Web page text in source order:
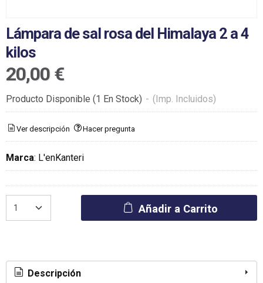
Lámpara de sal rosa del Himalaya 2 a 4
kilos
20,00 €
Producto Disponible (1 En Stock) - (Imp. Incluidos)
Ver descripción Hacer pregunta
Marca: L'enKanteri
Añadir a Carrito
Descripción